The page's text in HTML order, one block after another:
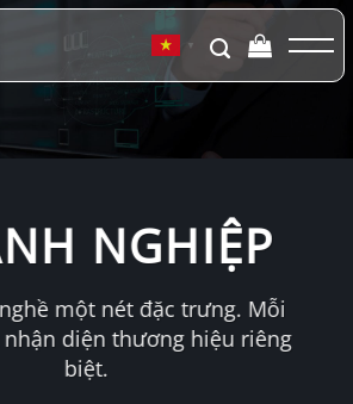
▼
NGHIỆP
một nét đặc trưng. Mỗi
diện thương hiệu riêng
biệt.